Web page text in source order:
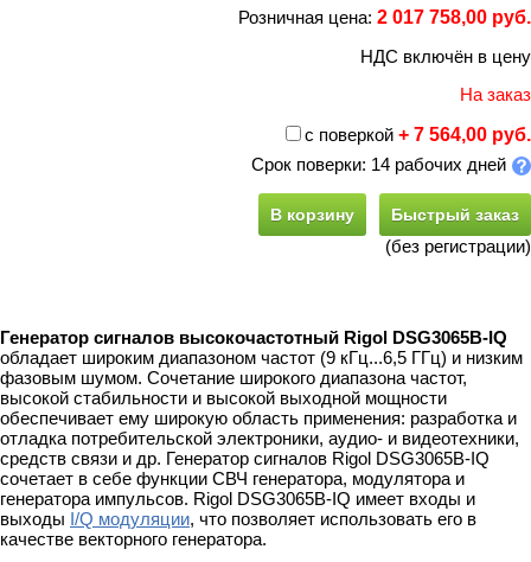
Розничная цена: 2 017 758,00 руб.
НДС включён в цену
На заказ
с поверкой + 7 564,00 руб.
Срок поверки: 14 рабочих дней
В корзину Быстрый заказ
(без регистрации)
Генератор сигналов высокочастотный Rigol DSG3065B-IQ
обладает широким диапазоном частот (9 кГц...6,5 ГГц) и низким
фазовым шумом. Сочетание широкого диапазона частот,
высокой стабильности и высокой выходной мощности
обеспечивает ему широкую область применения: разработка и
отладка потребительской электроники, аудио- и видеотехники,
средств связи и др. Генератор сигналов Rigol DSG3065B-IQ
сочетает в себе функции СВЧ генератора, модулятора и
генератора импульсов. Rigol DSG3065B-IQ имеет входы и
выходы I/Q модуляции, что позволяет использовать его в
качестве векторного генератора.